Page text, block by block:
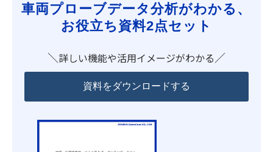
車両プローブデータ分析がわかる、
お役立ち資料2点セット
＼詳しい機能や活用イメージがわかる ／
資料をダウンロードする